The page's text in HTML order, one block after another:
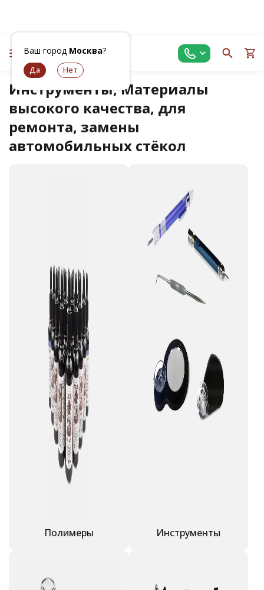
Ваш город Москва?
Инструменты, Материалы
высокого качества, для
ремонта, замены
автомобильных стёкол
Полимеры Инструменты